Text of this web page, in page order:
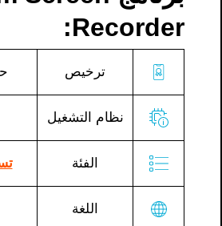
Recorder:
ترخيص
نظام التشغيل
الفئة
اللغة